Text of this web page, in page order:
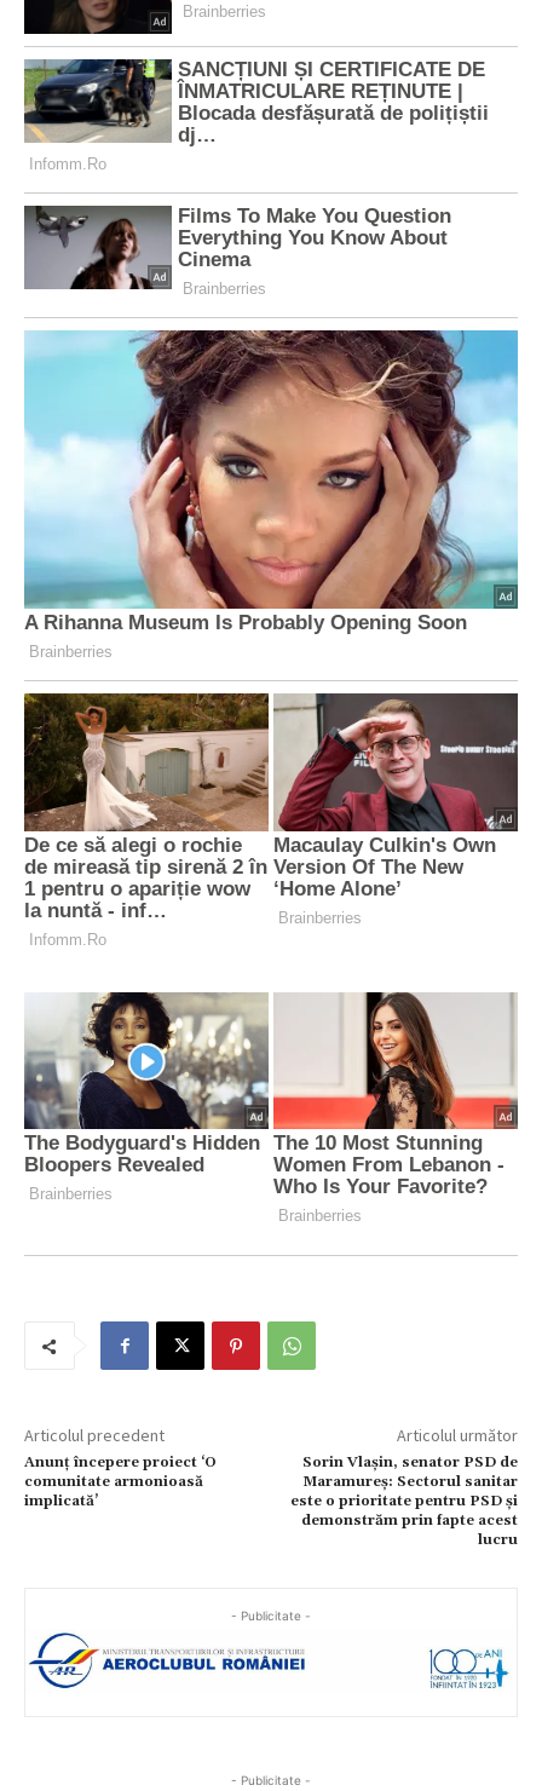
Articolul precedent
Anunț începere proiect ‘O
comunitate armonioasă
implicată’
Articolul următor
Sorin Vlașin, senator PSD de
Maramureș: Sectorul sanitar
este o prioritate pentru PSD și
demonstrăm prin fapte acest
lucru
- Publicitate -
- Publicitate -